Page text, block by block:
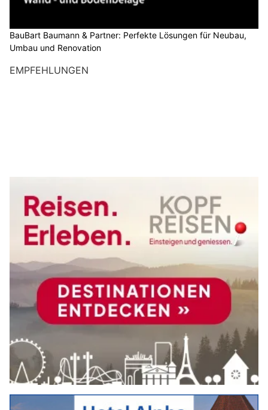
BauBart Baumann & Partner: Perfekte Lösungen für Neubau,
Umbau und Renovation
EMPFEHLUNGEN